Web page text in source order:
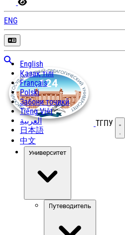
ENG
English
Қазақ тілі
Français
Polski
Забони тоҷикӣ
Tiếng Việt
العربية
日本語
中文
ТГПУ
Университет
Путеводитель